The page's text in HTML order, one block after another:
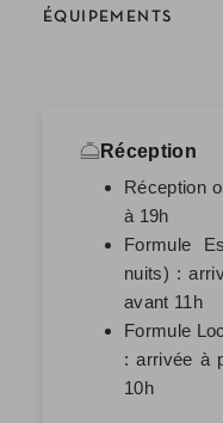
ÉQUIPEMENTS
Réception
Réception
à 19h
Formule
nuits) :
avant 11h
Formule
: arrivée à
10h